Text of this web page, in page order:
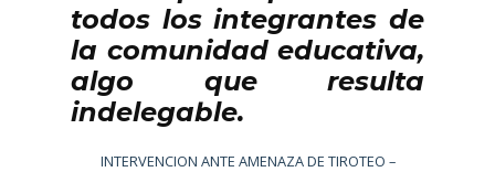
todos los integrantes de
la comunidad educativa,
algo que resulta
indelegable.
INTERVENCION ANTE AMENAZA DE TIROTEO –